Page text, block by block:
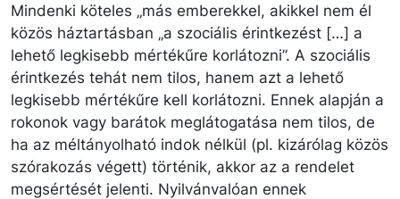
Mindenki köteles „más emberekkel, akikkel nem él
közös háztartásban „a szociális érintkezést […] a
lehető legkisebb mértékűre korlátozni”. A szociális
érintkezés tehát nem tilos, hanem azt a lehető
legkisebb mértékűre kell korlátozni. Ennek alapján a
rokonok vagy barátok meglátogatása nem tilos, de
ha az méltányolható indok nélkül (pl. kizárólag közös
szórakozás végett) történik, akkor az a rendelet
megsértését jelenti. Nyilvánvalóan ennek